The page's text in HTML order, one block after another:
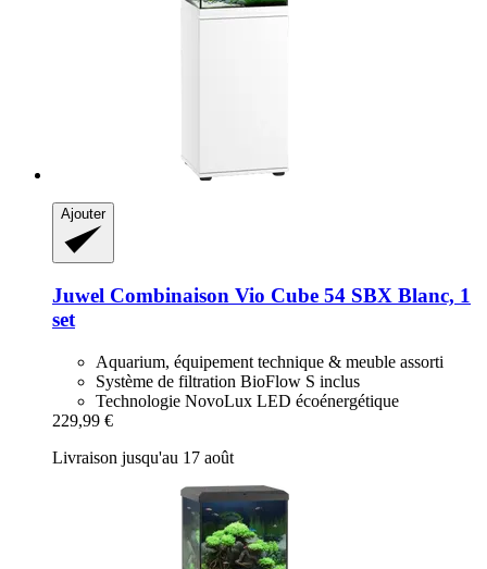
Ajouter
Juwel Combinaison Vio Cube 54 SBX Blanc, 1
set
Aquarium, équipement technique & meuble assorti
Système de filtration BioFlow S inclus
Technologie NovoLux LED écoénergétique
229,99 €
Livraison jusqu'au 17 août